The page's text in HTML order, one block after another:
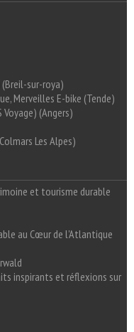
(Breil-sur-roya)
Merveilles E-bike (Tende)
(Angers)
Les Alpes)
et tourisme durable
au Cœur de l'Atlantique
inspirants et réflexions sur